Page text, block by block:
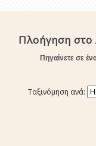
Πλοήγηση στο
Πηγαίνετε σε
Ταξινόμηση ανά: